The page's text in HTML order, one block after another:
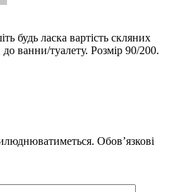
будь ласка вартість скляних
ванни/туалету. Розмір 90/200.
Обов’язкові